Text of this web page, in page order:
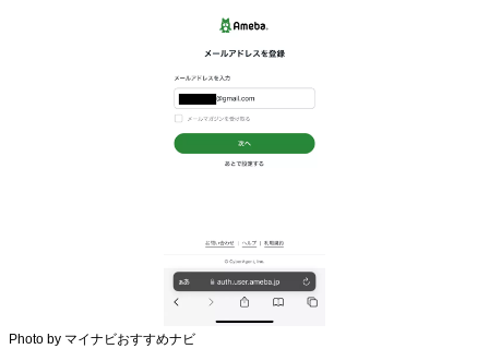
Photo by マイナビおすすめナビ